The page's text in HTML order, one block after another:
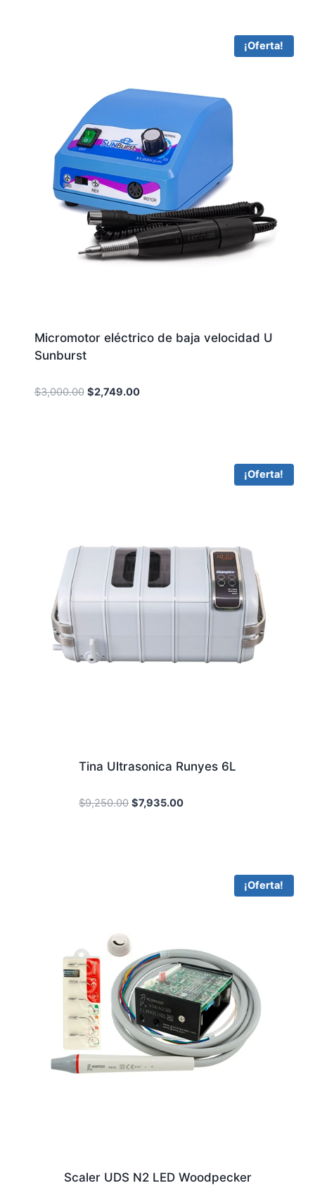
¡Oferta!
Micromotor eléctrico de baja velocidad U
Sunburst
$3,000.00 Original
$2,749.00Current
¡Oferta!
Tina Ultrasonica Runyes 6L
$9,250.00 Original
$7,935.00Current
¡Oferta!
Scaler UDS N2 LED Woodpecker